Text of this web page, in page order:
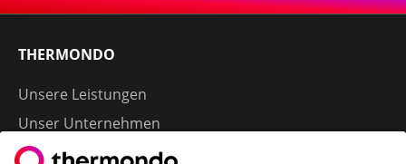
THERMONDO
Unsere Leistungen
Unser Unternehmen
Presse